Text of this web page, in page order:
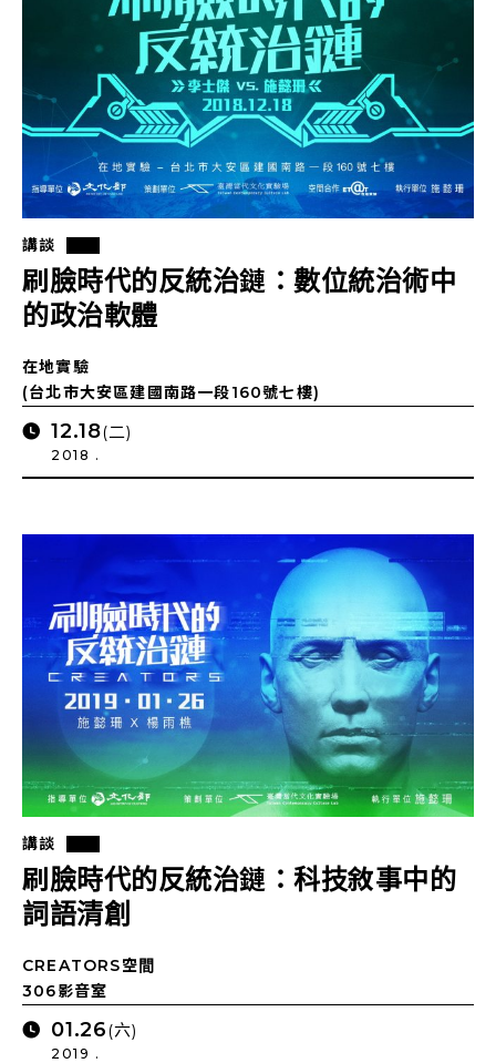
講談
刷臉時代的反統治鏈：數位統治術中
的政治軟體
在地實驗
(台北市大安區建國南路一段160號七樓)
12.18(二)
2018 .
講談
刷臉時代的反統治鏈：科技敘事中的
詞語清創
CREATORS空間
306影音室
01.26(六)
2019 .